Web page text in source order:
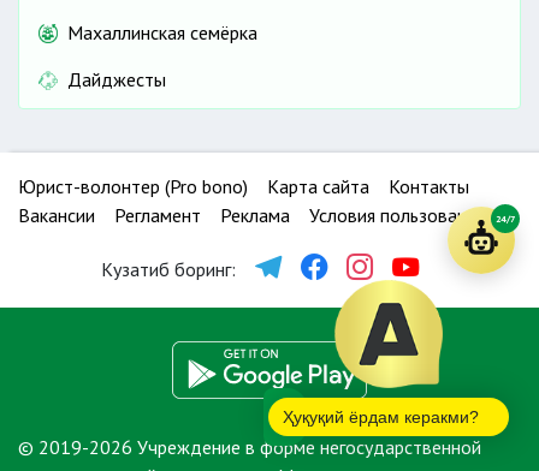
Махаллинская семёрка
Дайджесты
Юрист-волонтер (Pro bono) Карта сайта
Контакты
Вакансии
Регламент Реклама Условия пользования
Кузатиб боринг:
© 2019-2026 Учреждение в форме негосударственной
Ҳуқуқий ёрдам керакми?
24/7